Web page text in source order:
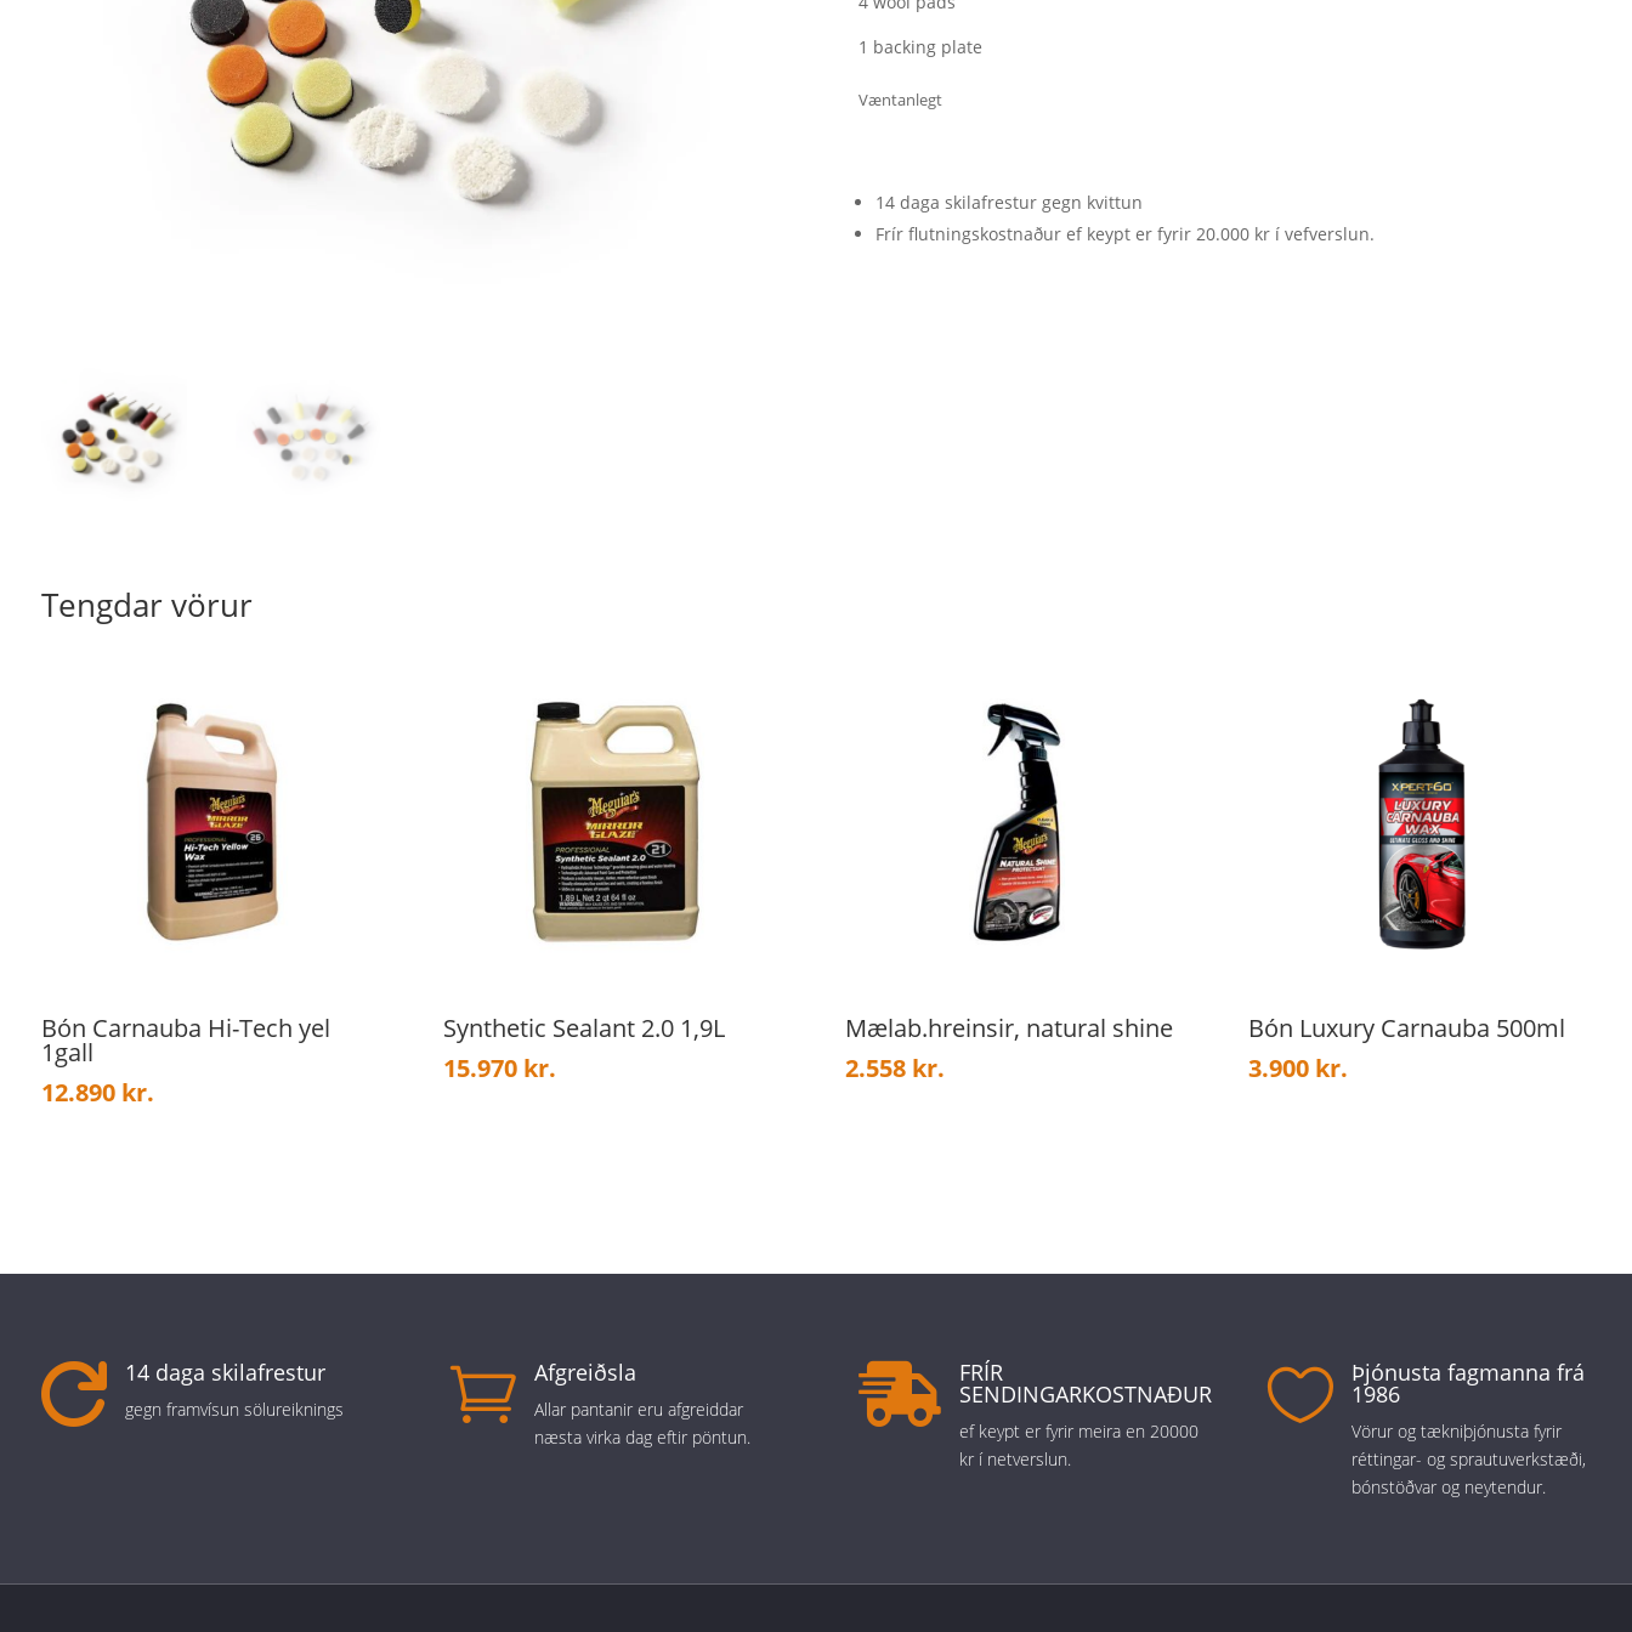
1 backing plate
Væntanlegt
14 daga skilafrestur gegn kvittun
Frír flutningskostnaður ef keypt er fyrir 20.000 kr í vefverslun.
Tengdar vörur
Bón Carnauba Hi-Tech yel
1gall
12.890 kr.
Synthetic Sealant 2.0 1,9L
15.970 kr.
Mælab.hreinsir, natural shine
2.558 kr.
Bón Luxury Carnauba 500ml
3.900 kr.
 14 daga skilafrestur
gegn framvísun sölureiknings  Afgreiðsla
Allar pantanir eru afgreiddar
næsta virka dag eftir pöntun.
 FRÍR
SENDINGARKOSTNAÐUR
ef keypt er fyrir meira en 20000
kr í netverslun.
 Þjónusta fagmanna frá
1986
Vörur og tækniþjónusta fyrir
réttingar- og sprautuverkstæði,
bónstöðvar og neytendur.